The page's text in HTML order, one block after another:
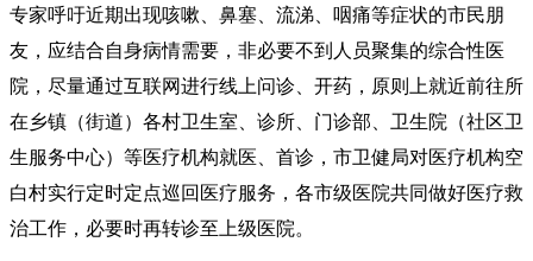
专家呼吁近期出现咳嗽、鼻塞、流涕、咽痛等症状的市民朋
友，应结合自身病情需要，非必要不到人员聚集的综合性医
院，尽量通过互联网进行线上问诊、开药，原则上就近前往所
在乡镇（街道）各村卫生室、诊所、门诊部、卫生院（社区卫
生服务中心）等医疗机构就医、首诊，市卫健局对医疗机构空
白村实行定时定点巡回医疗服务，各市级医院共同做好医疗救
治工作，必要时再转诊至上级医院。